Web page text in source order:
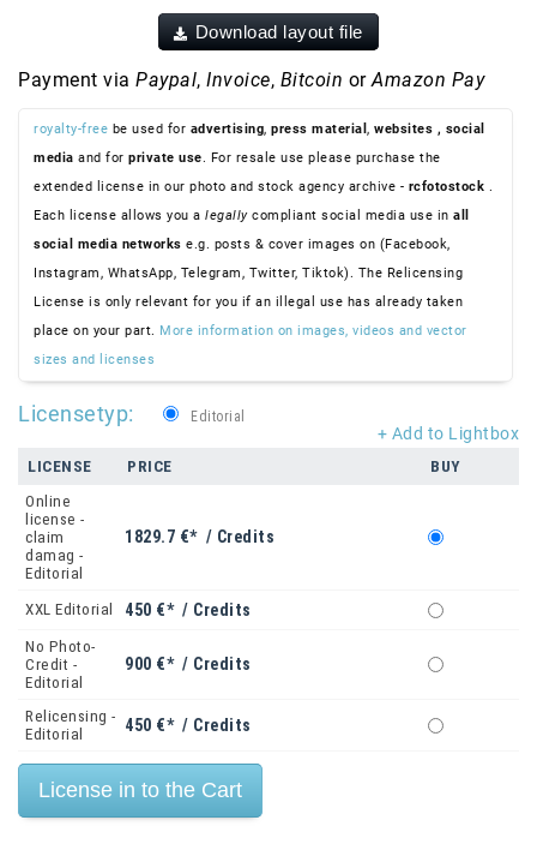
Download layout file
Payment via Paypal, Invoice, Bitcoin or Amazon Pay
royalty-free be used for advertising, press material , websites , social
media and for private use . For resale use please purchase the
extended license in our photo and stock agency archive - rcfotostock
Each license allows you a legallycompliant social media use in all
social media networks e.g. posts & cover images on (Facebook,
Instagram, WhatsApp, Telegram, Twitter, Tiktok). The Relicensing
License is only relevant for you if an illegal use has already taken
place on your part. More information on images, videos and vector
sizes and licenses
+ Add to Lightbox
Licensetyp: Editorial
LICENSE PRICE
BUY
Online
license -
claim
damag -
Editorial
1829.7 €* / Credits
XXL Editorial 450 €* / Credits
No Photo-
Credit -
Editorial
900 €* / Credits
Relicensing -
Editorial
450 €* / Credits